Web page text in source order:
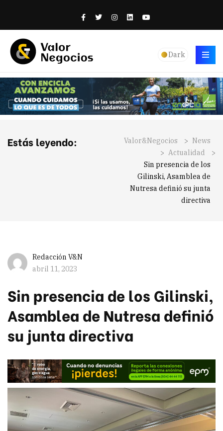
Dark
Estás leyendo: Valor&Negocios > News
> Actualidad
>
Sin presencia de los
Gilinski, Asamblea de
Nutresa definió su junta
directiva
Redacción V&N
abril 11, 2023
Sin presencia de los Gilinski,
Asamblea de Nutresa definió
su junta directiva